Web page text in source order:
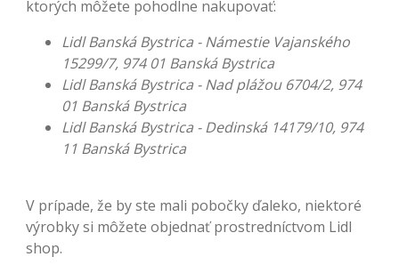
ktorých môžete pohodlne nakupovať:
Lidl Banská Bystrica - Námestie Vajanského
15299/7, 974 01 Banská Bystrica
Lidl Banská Bystrica - Nad plážou 6704/2, 974
01 Banská Bystrica
Lidl Banská Bystrica - Dedinská 14179/10, 974
11 Banská Bystrica
V prípade, že by ste mali pobočky ďaleko, niektoré
výrobky si môžete objednať prostredníctvom Lidl
shop.